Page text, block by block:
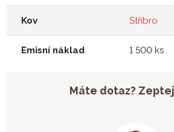
Kov Stříbro
Emisní náklad 1 500 ks
Máte dotaz?